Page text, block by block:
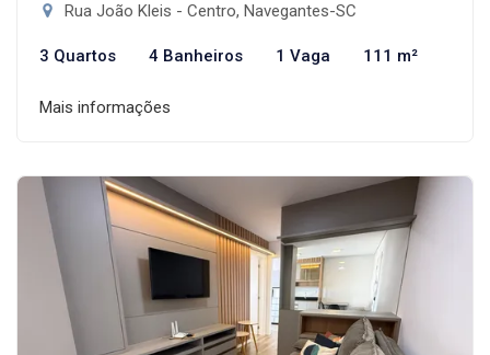
Rua João Kleis - Centro, Navegantes-SC
3 Quartos 4 Banheiros 1 Vaga 111 m²
Mais informações